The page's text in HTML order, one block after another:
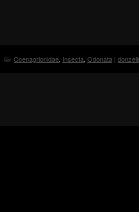
Coenagrionidae Insecta Odonata |